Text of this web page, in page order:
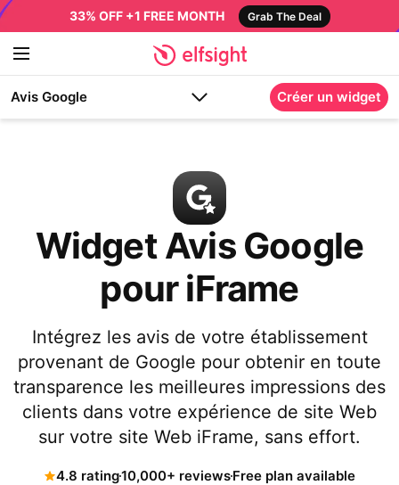
33% OFF +1 FREE MONTH Grab The Deal
Avis Google Créer un widget
Widget Avis Google
pour iFrame
Intégrez les avis de votre établissement
provenant de Google pour obtenir en toute
transparence les meilleures impressions des
clients dans votre expérience de site Web
sur votre site Web iFrame, sans effort.
4.8 rating10,000+ reviewsFree plan available